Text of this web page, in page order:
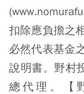
扣除應負擔之
必然代表基金
說明書。野村
總代理。【